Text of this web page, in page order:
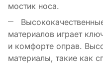
мостик носа.
материалов играет
и комфорте оправ.
материалы, такие как